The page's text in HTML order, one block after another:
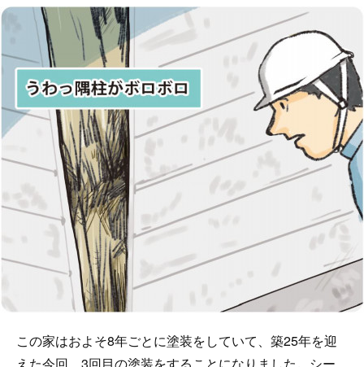
この家はおよそ8年ごとに塗装をしていて、築25年を迎